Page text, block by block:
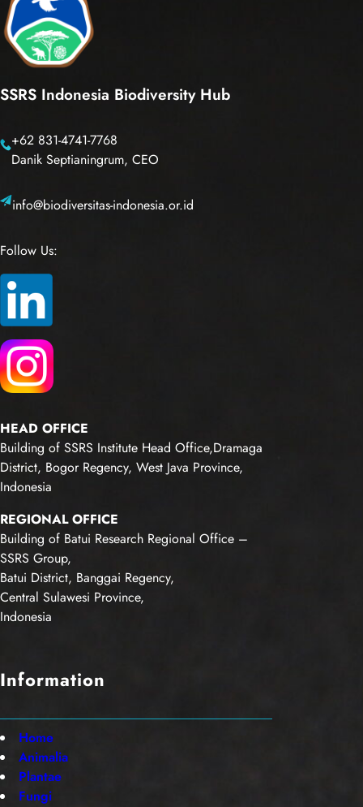
SSRS Indonesia Biodiversity Hub
+62 831-4741-7768
Danik Septianingrum, CEO
info@biodiversitas-indonesia.or.id
Follow Us:
HEAD OFFICE
Building of SSRS Institute Head Office,Dramaga
District, Bogor Regency, West Java Province,
Indonesia
REGIONAL OFFICE
Building of Batui Research Regional Office –
SSRS Group,
Batui District, Banggai Regency,
Central Sulawesi Province,
Indonesia
Information
Home
Animalia
Plantae
Fungi